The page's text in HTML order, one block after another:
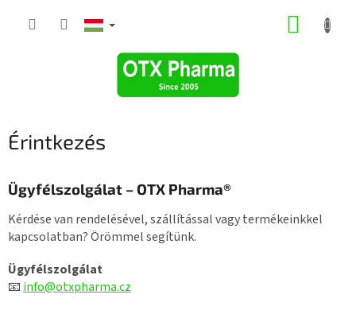
KOSÁR
Érintkezés
Ügyfélszolgálat – OTX Pharma®
Kérdése van rendelésével, szállítással vagy termékeinkkel
kapcsolatban? Örömmel segítünk.
Ügyfélszolgálat
📧 info@otxpharma.cz